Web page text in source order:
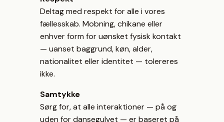
Deltag med respekt for alle i vores
fællesskab. Mobning, chikane eller
enhver form for uønsket fysisk kontakt
— uanset baggrund, køn, alder,
nationalitet eller identitet — tolereres
ikke.
Samtykke
Sørg for, at alle interaktioner — på og
uden for dansegulvet — er baseret på